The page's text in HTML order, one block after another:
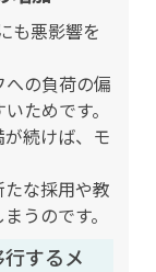
も悪影響を
の負荷の偏
ためです。
が続けば、モ
な採用や教
うのです。
するメ